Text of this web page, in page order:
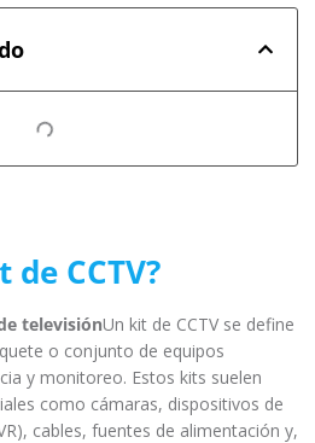
CCTV?
televisiónUn kit de CCTV se define
o conjunto de equipos
y monitoreo. Estos kits suelen
como cámaras, dispositivos de
cables, fuentes de alimentación y,